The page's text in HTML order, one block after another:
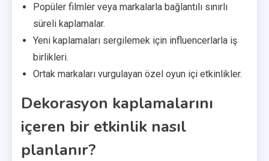
Popüler filmler veya markalarla bağlantılı sınırlı
süreli kaplamalar.
Yeni kaplamaları sergilemek için influencerlarla iş
birlikleri.
Ortak markaları vurgulayan özel oyun içi etkinlikler.
Dekorasyon kaplamalarını
içeren bir etkinlik nasıl
planlanır?